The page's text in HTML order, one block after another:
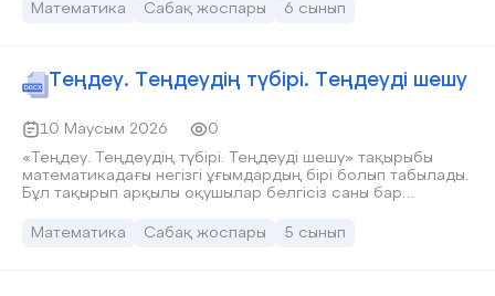
қолданылады.
Математика Сабақ жоспары 6 сынып
Теңдеу. Теңдеудің түбірі. Теңдеуді шешу
10 Маусым 2026
0
«Теңдеу. Теңдеудің түбірі. Теңдеуді шешу» тақырыбы
математикадағы негізгі ұғымдардың бірі болып табылады.
Бұл тақырып арқылы оқушылар белгісіз саны бар
Математика
Сабақ жоспары 5 сынып